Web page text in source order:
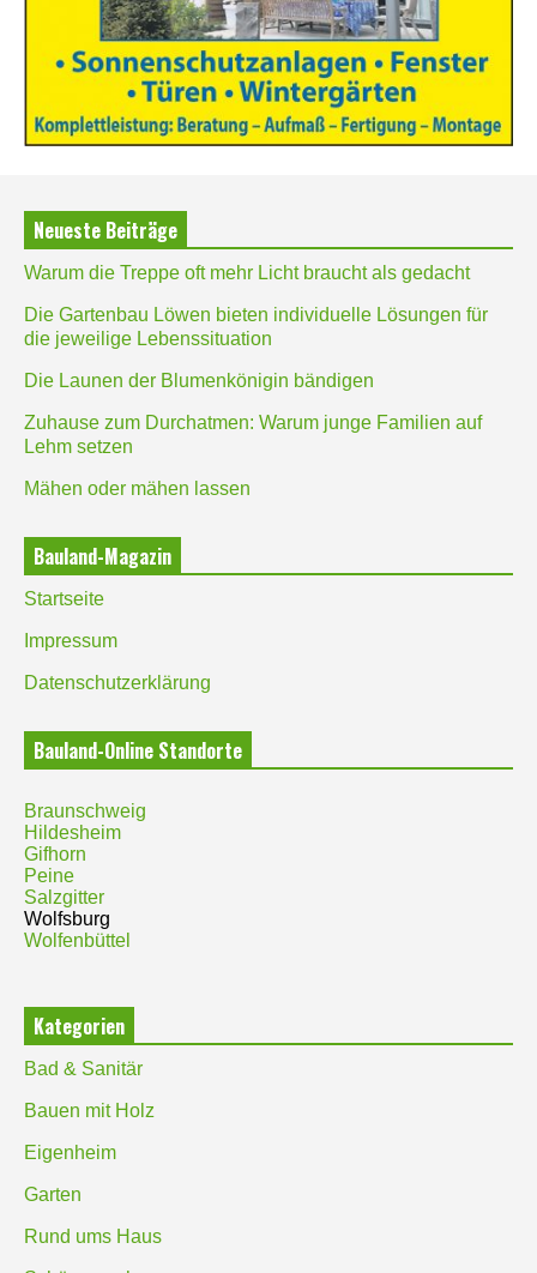
Neueste Beiträge
Warum die Treppe oft mehr Licht braucht als gedacht
Die Gartenbau Löwen bieten individuelle Lösungen für
die jeweilige Lebenssituation
Die Launen der Blumenkönigin bändigen
Zuhause zum Durchatmen: Warum junge Familien auf
Lehm setzen
Mähen oder mähen lassen
Bauland-Magazin
Startseite
Impressum
Datenschutzerklärung
Bauland-Online Standorte
Braunschweig
Hildesheim
Gifhorn
Peine
Salzgitter
Wolfsburg
Wolfenbüttel
Kategorien
Bad & Sanitär
Bauen mit Holz
Eigenheim
Garten
Rund ums Haus